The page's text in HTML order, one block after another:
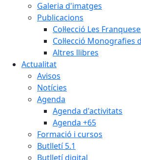
Galeria d'imatges
Publicacions
Col·lecció Les
Col·lecció Monografies
Altres llibres
Actualitat
Avisos
Notícies
Agenda
Agenda d'activitats
Agenda +65
Formació i cursos
Butlletí 5.1
Butlletí digital